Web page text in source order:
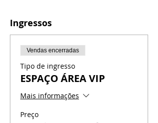
Ingressos
Vendas encerradas
Tipo de ingresso
ESPAÇO ÁREA VIP
Mais informações
Preço